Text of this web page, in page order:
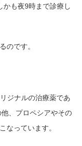
かも夜9時まで診療し
のです。
ジナルの治療薬であ
、プロペシアやその
なっています。